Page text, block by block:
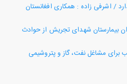
اشرفی زاده : همکاری افغانستان
بیمارستان شهدای تجریش از حوادث
مشاغل نفت، گاز و پتروشیمی